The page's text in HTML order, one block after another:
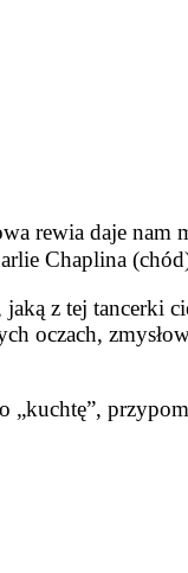
rewia daje
Chaplina
z tej tancerki
oczach,
„kuchtę”,